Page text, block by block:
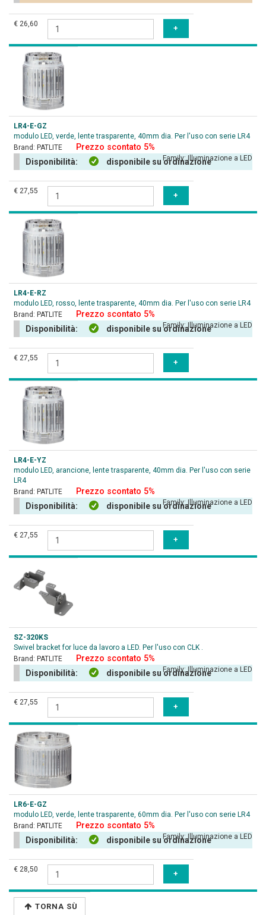
€ 26,60
LR4-E-GZ
modulo LED, verde, lente trasparente, 40mm dia. Per l'uso con serie LR4
Brand: PATLITE Prezzo scontato 5%
Family:Illuminazione a LED
Disponibilità: disponibile su ordinazione
€ 27,55
LR4-E-RZ
modulo LED, rosso, lente trasparente, 40mm dia. Per l'uso con serie LR4
Brand: PATLITE Prezzo scontato 5%
Family:Illuminazione a LED
Disponibilità: disponibile su ordinazione
€ 27,55
LR4-E-YZ
modulo LED, arancione, lente trasparente, 40mm dia. Per l'uso con serie
LR4
Brand: PATLITE Prezzo scontato 5%
Family:Illuminazione a LED
Disponibilità: disponibile su ordinazione
€ 27,55
SZ-320KS
Swivel bracket for luce da lavoro a LED. Per l'uso con CLK .
Brand: PATLITE Prezzo scontato 5%
Family:Illuminazione a LED
Disponibilità: disponibile su ordinazione
€ 27,55
LR6-E-GZ
modulo LED, verde, lente trasparente, 60mm dia. Per l'uso con serie LR4
Brand: PATLITE Prezzo scontato 5%
Family:Illuminazione a LED
Disponibilità: disponibile su ordinazione
€ 28,50
TORNA SÙ